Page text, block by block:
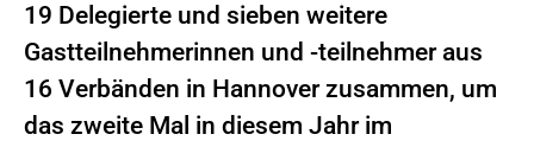
19 Delegierte und sieben weitere
Gastteilnehmerinnen und -teilnehmer aus
16 Verbänden in Hannover zusammen, um
das zweite Mal in diesem Jahr im